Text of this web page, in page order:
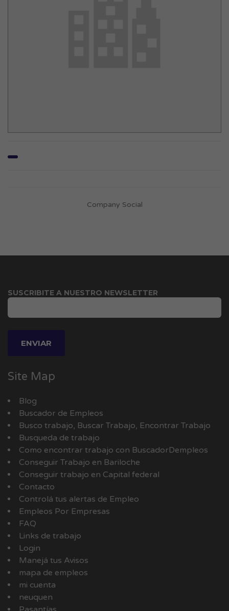
Company Social
SUSCRIBITE A NUESTRO NEWSLETTER
Site Map
Blog
Buscador de Empleos
Busco trabajo, Buscar Trabajo, Encontrar Trabajo
Busqueda de trabajo
Como encontrar trabajo con BuscadorDempleos
Conseguir Trabajo en Bariloche
Conseguir trabajo en Capital federal
Contacto
Controlá tus alertas de Empleo
Empleos Por Empresas
FAQ
Links de trabajo
Login
Manejá tus Avisos
mapa de empleos
mi cuenta
neuquen